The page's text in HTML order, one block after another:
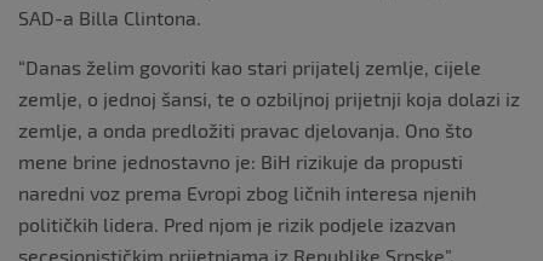
SAD-a Billa Clintona.
“Danas želim govoriti kao stari prijatelj zemlje, cijele
zemlje, o jednoj šansi, te o ozbiljnoj prijetnji koja dolazi iz
zemlje, a onda predložiti pravac djelovanja. Ono što
mene brine jednostavno je: BiH rizikuje da propusti
naredni voz prema Evropi zbog ličnih interesa njenih
političkih lidera. Pred njom je rizik podjele izazvan
secesionističkim prijetnjama iz Republike Srpske”,